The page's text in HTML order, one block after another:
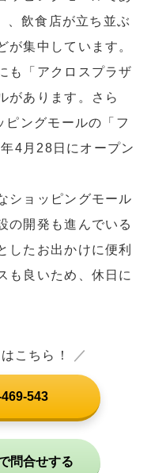
、飲食店が立ち並ぶ
が集中しています。
も「アクロスプラザ
があります。さら
ングモールの「フ
4月28日にオープン
ショッピングモール
の開発も進んでいる
したお出かけに便利
も良いため、休日に
こちら！ ／
543
問合せする